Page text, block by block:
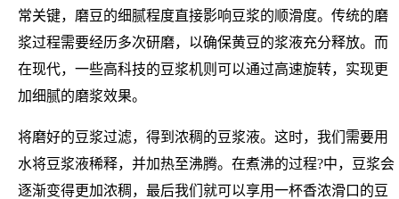
常关键，磨豆的细腻程度直接影响豆浆的顺滑度。传统的磨
浆过程需要经历多次研磨，以确保黄豆的浆液充分释放。而
在现代，一些高科技的豆浆机则可以通过高速旋转，实现更
加细腻的磨浆效果。
将磨好的豆浆过滤，得到浓稠的豆浆液。这时，我们需要用
水将豆浆液稀释，并加热至沸腾。在煮沸的过程?中，豆浆会
逐渐变得更加浓稠，最后我们就可以享用一杯香浓滑口的豆